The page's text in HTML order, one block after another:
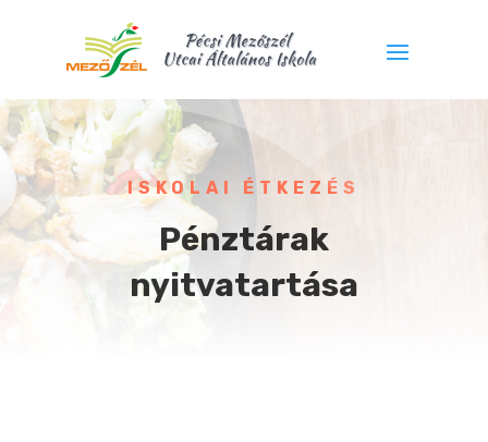
ISKOLAI ÉTKEZÉS
Pénztárak
nyitvatartása